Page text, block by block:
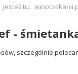
Jesteś tu:
-
szczególnie